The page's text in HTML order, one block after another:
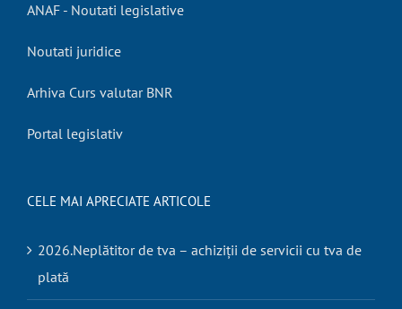
ANAF - Noutati legislative
Noutati juridice
Arhiva Curs valutar BNR
Portal legislativ
CELE MAI APRECIATE ARTICOLE
2026.Neplătitor de tva – achiziții de servicii cu tva de
plată